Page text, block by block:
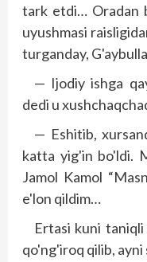
tark etdi… Oradan
uyushmasi
turganday,
— Ijodiy ishga
dedi u
— Eshitib,
katta yig'in bo'ldi.
Jamol Kamol
e'lon qildim…
Ertasi kuni
qo'ng'iroq qilib,